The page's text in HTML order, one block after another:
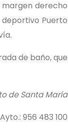
margen derecho
Puerto
de baño, que
de Santa María
956 483 100